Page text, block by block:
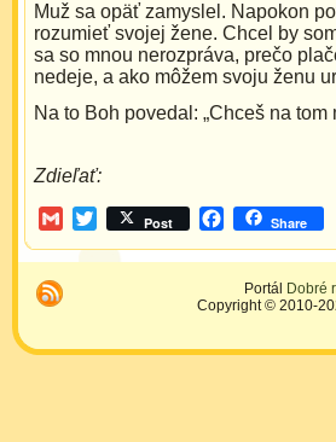
Muž sa opäť zamyslel. Napokon
rozumieť svojej žene. Chcel by
sa so mnou nerozpráva, prečo
nedeje, a ako môžem svoju ženu
Na to Boh povedal: „Chceš na
Zdieľať:
GmailTwitterPost Facebook
Share
Portál Dobré
Copyright © 2010-